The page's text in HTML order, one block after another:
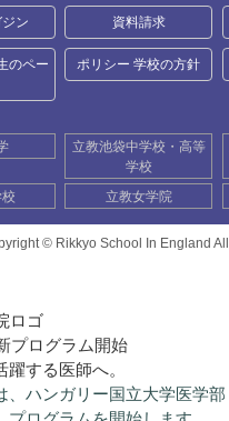
ン 資料請求
のペー
ポリシー 学校の方針
立教池袋中学校・高等
学校
立教女学院
© Rikkyo School In England
プログラム開始
する医師へ。
、ハンガリー国立大学医学部